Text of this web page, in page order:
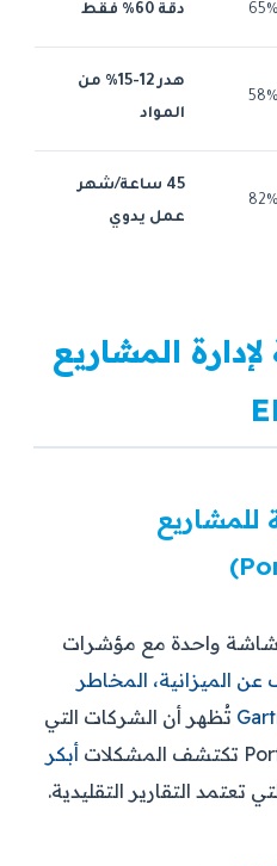
65% دقة 60% فقط
58%
هدر 12-15% من
المواد
82%
45 ساعة/شهر
عمل يدوي
المشاريع
للمشاريع
واحدة مع مؤشرات
عن الميزانية، المخاطر
تُظهر أن الشركات التي
أبكر
تعتمد التقارير التقليدية.